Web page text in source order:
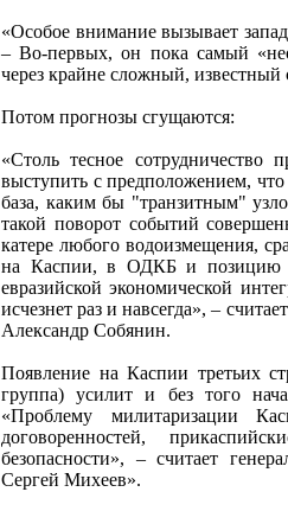
«Особое внимание вызывает
– Во-первых, он пока самый
через крайне сложный,
Потом прогнозы сгущаются:
«Столь тесное
выступить с предположением,
база, каким бы "транзитным"
такой поворот событий
катере любого водоизмещения,
на Каспии, в ОДКБ и позицию
евразийской экономической
исчезнет раз и навсегда», –
Александр Собянин.
Появление на Каспии третьих
группа) усилит и без того
«Проблему милитаризации
договоренностей,
безопасности», – считает
Сергей Михеев».